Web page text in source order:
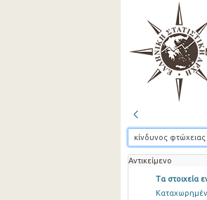
Αντικείμενο
Τα στοιχεία